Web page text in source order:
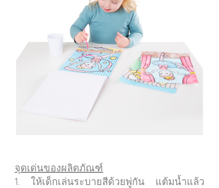
จุดเด่นของผลิตภัณฑ์
1. ให้เด็กเล่นระบายสีด้วยพู่กัน แต้มน้ำแล้ว